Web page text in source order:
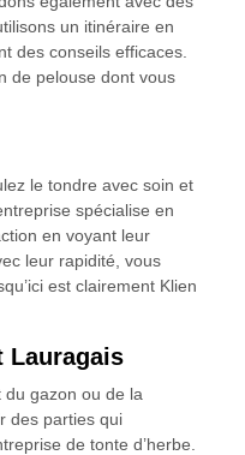
un itinéraire en
des conseils efficaces.
de pelouse dont vous
le tondre avec soin et
spécialise en
en voyant leur
leur rapidité, vous
est clairement Klien
Lauragais
du gazon ou de la
des parties qui
de tonte d’herbe.